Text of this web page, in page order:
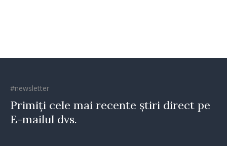
#newsletter
Primiți cele mai recente știri direct pe
E-mailul dvs.